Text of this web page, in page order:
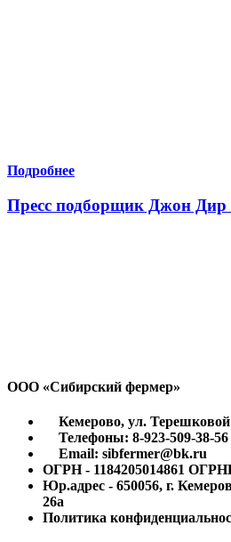
Подробнее
Пресс подборщик Джон Дир
ООО «Сибирский фермер»
Кемерово, ул. Терешковой
Телефоны: 8-923-509-38-56
Email: sibfermer@bk.ru
ОГРН - 1184205014861
Юр.адрес - 650056, г.
26а
Политика